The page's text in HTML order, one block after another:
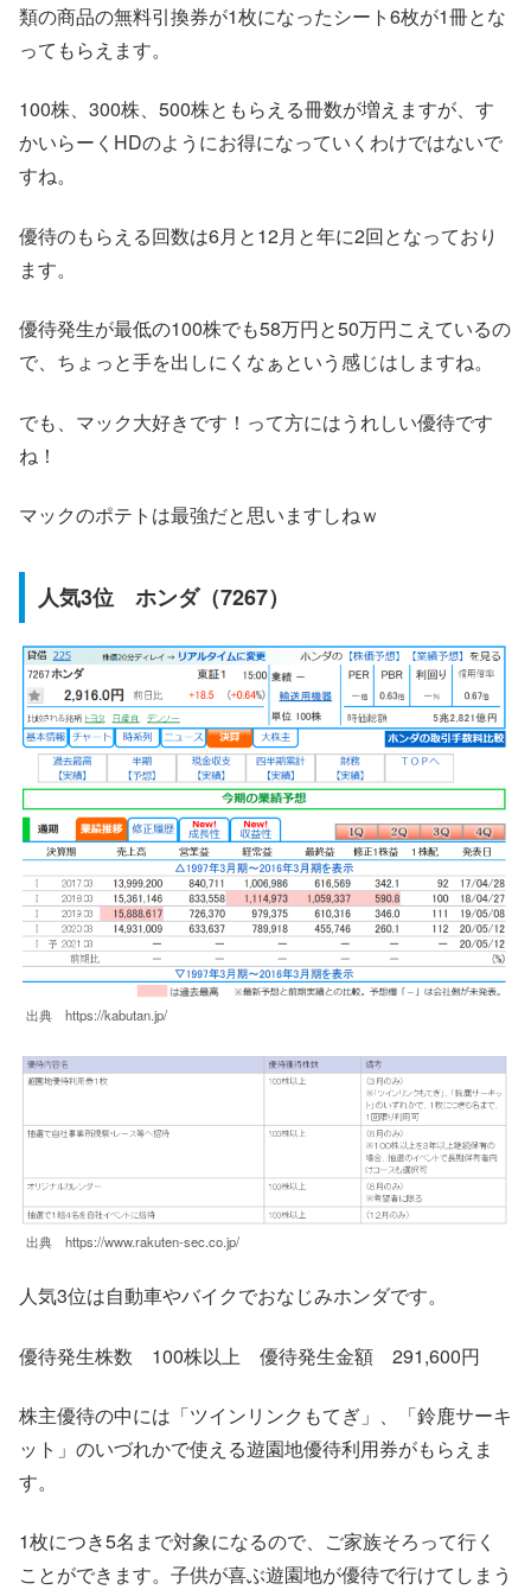
類の商品の無料引換券が1枚になったシート6枚が1冊とな
ってもらえます。
100株、300株、500株ともらえる冊数が増えますが、す
かいらーくHDのようにお得になっていくわけではないで
すね。
優待のもらえる回数は6月と12月と年に2回となっており
ます。
優待発生が最低の100株でも58万円と50万円こえているの
で、ちょっと手を出しにくなぁという感じはしますね。
でも、マック大好きです！って方にはうれしい優待です
ね！
マックのポテトは最強だと思いますしねｗ
人気3位 ホンダ（7267）
出典 https://kabutan.jp/
出典 https://www.rakuten-sec.co.jp/
人気3位は自動車やバイクでおなじみホンダです。
優待発生株数 100株以上 優待発生金額 291,600円
株主優待の中には「ツインリンクもてぎ」、「鈴鹿サーキ
ット」のいづれかで使える遊園地優待利用券がもらえま
す。
1枚につき5名まで対象になるので、ご家族そろって行く
ことができます。子供が喜ぶ遊園地が優待で行けてしまう